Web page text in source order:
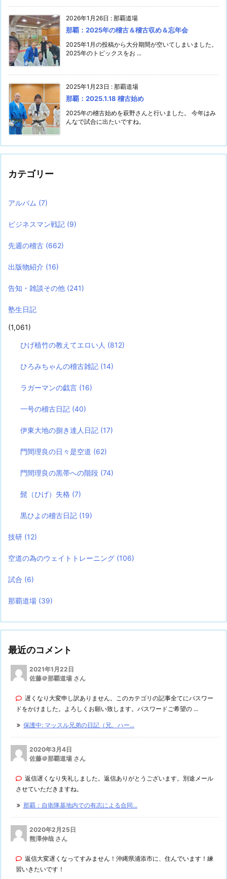
2026年1月26日 : 那覇道場
那覇：2025年の稽古＆稽古収め＆忘年会
2025年1月の投稿から大分期間が空いてしまいました。
2025年のトピックスをお ...
2025年1月23日 : 那覇道場
那覇：2025.1.18 稽古始め
2025年の稽古始めを萩野さんと行いました。 今年はみ
んなで試合に出たいですね。
カテゴリー
アルバム (7)
ビジネスマン戦記 (9)
先週の稽古 (662)
出版物紹介 (16)
告知・雑談その他 (241)
塾生日記
(1,061)
ひげ植竹の教えてエロい人 (812)
ひろみちゃんの稽古雑記 (14)
ラガーマンの戯言 (16)
一号の稽古日記 (40)
伊東大地の捌き達人日記 (17)
門間理良の日々是空道 (62)
門間理良の黒帯への階段 (74)
髭（ひげ）失格 (7)
黒ひよの稽古日記 (19)
技研 (12)
空道の為のウェイトトレーニング (106)
試合 (6)
那覇道場 (39)
最近のコメント
2021年1月22日
佐藤＠那覇道場 さん
遅くなり大変申し訳ありません。このカテゴリの記事全てにパスワー
ドをかけました。よろしくお願い致します。パスワードご希望の ...
保護中: マッスル兄弟の日記（兄、ハー...
2020年3月4日
佐藤＠那覇道場 さん
返信遅くなり失礼しました。返信ありがとうございます。別途メール
させていただきますね。
那覇：自衛隊基地内での有志による合同...
2020年2月25日
熊澤伸哉 さん
返信大変遅くなってすみません！沖縄県浦添市に、住んでいます！練
習いきたいです！